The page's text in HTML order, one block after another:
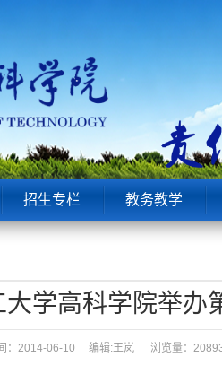
招生专栏 教务教学
大学高科学院举办
：2014-06-10 编辑:王岚 浏览量：